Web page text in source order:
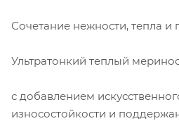
Сочетание нежности, тепла и
Ультратонкий теплый
с добавлением
износостойкости и